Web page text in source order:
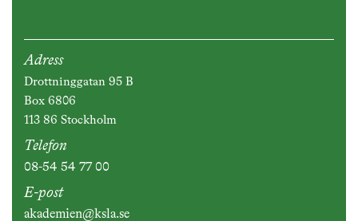
Adress
Drottninggatan 95 B
Box 6806
113 86 Stockholm
Telefon
08-54 54 77 00
E-post
akademien@ksla.se